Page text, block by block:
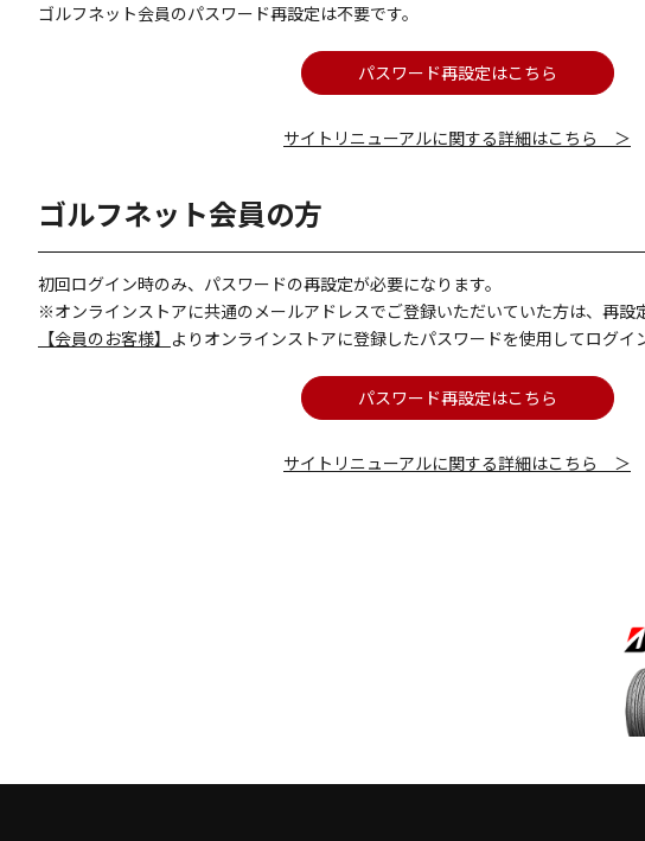
ゴルフネット会員のパスワード再設定は不要です。
パスワード再設定はこちら
サイトリニューアルに関する詳細はこちら ＞
ゴルフネット会員の方
初回ログイン時のみ、パスワードの再設定が必要になります。
※オンラインストアに共通のメールアドレスでご登録いただいていた方は、再設
【会員のお客様】 よりオンラインストアに登録したパスワードを使用してログイ
パスワード再設定はこちら
サイトリニューアルに関する詳細はこちら ＞